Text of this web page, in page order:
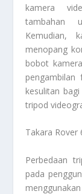
kamera
tambahan
Kemudian,
menopang
bobot
pengambilan
kesulitan
tripod
Takara Rover
Perbedaan
pada
menggunakan